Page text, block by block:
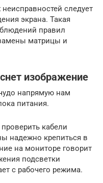
следует
экрана. Такая
правил
матрицы и
изображение
напрямую нам
питания.
кабели
надежно крепиться в
на мониторе говорит
подсветки
с рабочего режима.